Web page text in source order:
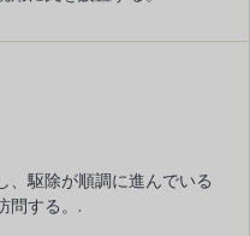
、駆除が順調に進んでいる
問する。.